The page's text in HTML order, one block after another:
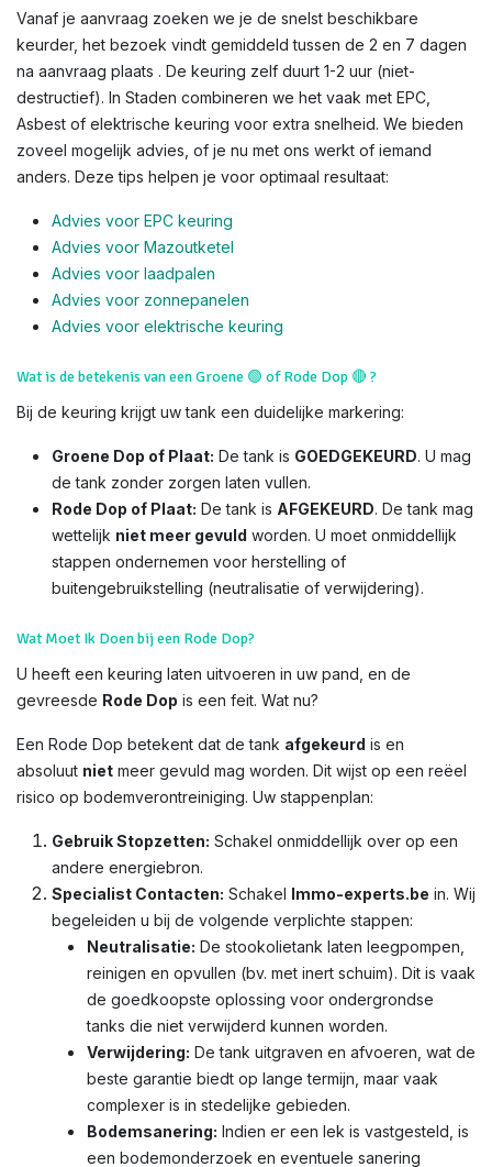
Vanaf je aanvraag zoeken we je de snelst beschikbare
keurder, het bezoek vindt gemiddeld tussen de 2 en 7 dagen
na aanvraag plaats . De keuring zelf duurt 1-2 uur (niet-
destructief). In Staden combineren we het vaak met EPC,
Asbest of elektrische keuring voor extra snelheid. We bieden
zoveel mogelijk advies, of je nu met ons werkt of iemand
anders. Deze tips helpen je voor optimaal resultaat:
Advies voor EPC keuring
Advies voor Mazoutketel
Advies voor laadpalen
Advies voor zonnepanelen
Advies voor elektrische keuring
Wat is de betekenis van een Groene 🟢 of Rode Dop🔴?
Bij de keuring krijgt uw tank een duidelijke markering:
Groene Dop of Plaat: De tank is GOEDGEKEURD. U mag
de tank zonder zorgen laten vullen.
Rode Dop of Plaat: De tank is AFGEKEURD. De tank mag
wettelijk niet meer gevuld worden. U moet onmiddellijk
stappen ondernemen voor herstelling of
buitengebruikstelling (neutralisatie of verwijdering).
Wat Moet Ik Doen bij een Rode Dop?
U heeft een keuring laten uitvoeren in uw pand, en de
gevreesde Rode Dop is een feit. Wat nu?
Een Rode Dop betekent dat de tank afgekeurd is en
absoluut niet meer gevuld mag worden. Dit wijst op een reëel
risico op bodemverontreiniging. Uw stappenplan:
Gebruik Stopzetten: Schakel onmiddellijk over op een
andere energiebron.
Specialist Contacten: Schakel Immo-experts.be in. Wij
begeleiden u bij de volgende verplichte stappen:
Neutralisatie: De stookolietank laten leegpompen,
reinigen en opvullen (bv. met inert schuim). Dit is vaak
de goedkoopste oplossing voor ondergrondse
tanks die niet verwijderd kunnen worden.
Verwijdering: De tank uitgraven en afvoeren, wat de
beste garantie biedt op lange termijn, maar vaak
complexer is in stedelijke gebieden.
Bodemsanering: Indien er een lek is vastgesteld, is
een bodemonderzoek en eventuele sanering